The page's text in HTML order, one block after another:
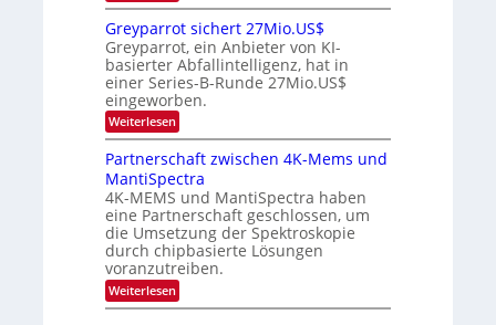
h
D
A
C
H
-
I
n
d
u
s
t
r
i
e
z
u
n
P
h
o
t
o
n
i
c
s
H
u
b
M
t
s
u
b
i
s
h
i
E
l
e
c
t
r
i
c
u
n
d
Greyparrot sichert 27Mio.US$
Greyparrot, ein Anbieter von KI-
basierter Abfallintelligenz, hat in
einer Series-B-Runde 27Mio.US$
eingeworben.
Weiterlesen:
G
r
e
y
p
a
r
r
o
t
s
i
Partnerschaft zwischen 4K-Mems und
MantiSpectra
4K-MEMS und MantiSpectra haben
eine Partnerschaft geschlossen, um
die Umsetzung der Spektroskopie
durch chipbasierte Lösungen
voranzutreiben.
Weiterlesen:
P